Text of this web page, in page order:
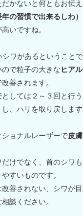
だかないと何ともお伝
の習慣で出来るしわ）
いですね。
シワがあるということ
ので粒子の大きな ヒア
善されます。
としては２～３回と行
、ハリを取り戻します
ショナルレーザーで皮
だけでなく、首のシワ
すいものです。
改善されない、シワが
談ください。